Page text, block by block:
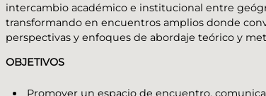
intercambio académico e institucional entre
transformando en encuentros amplios donde
perspectivas y enfoques de abordaje teórico y
OBJETIVOS
Promover un espacio de encuentro,